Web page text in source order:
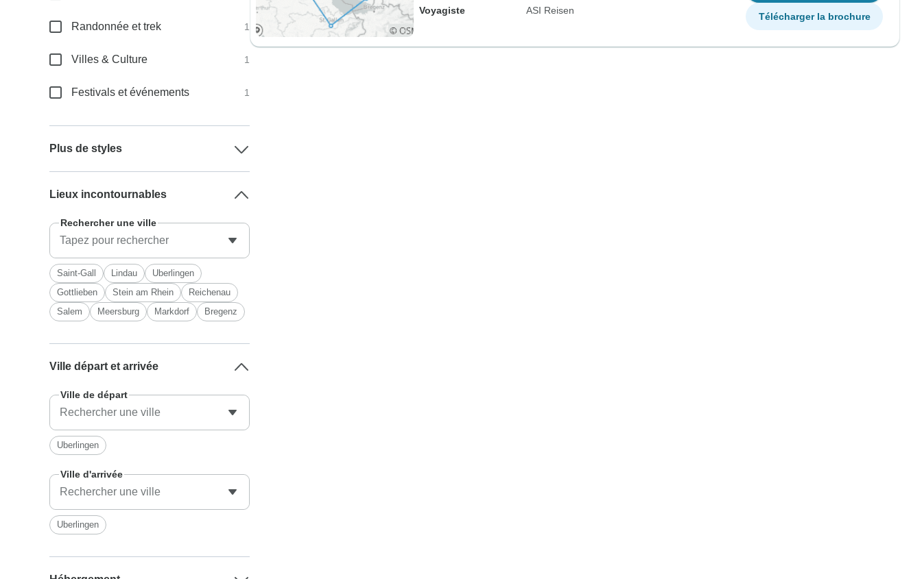
Voyagiste
ASI Reisen
Télécharger la brochure
Randonnée et trek 1
Villes & Culture 1
Festivals et événements 1
Plus de styles
Lieux incontournables
Rechercher une ville
Saint-Gall Lindau
Uberlingen
Gottlieben
Stein am Rhein
Reichenau
Salem
Meersburg Markdorf Bregenz
Ville départ et arrivée
Ville de départ
Uberlingen
Ville d'arrivée
Uberlingen